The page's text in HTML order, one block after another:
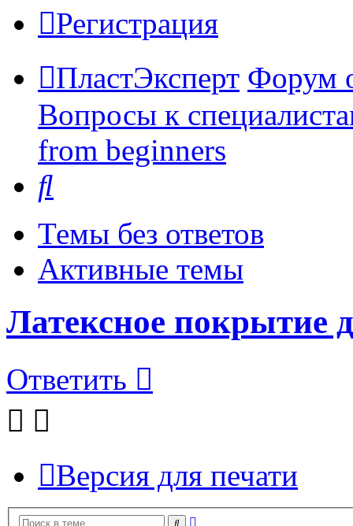
Регистрация
ПластЭксперт Форум
Вопросы к
from beginners
Темы без ответов
Активные темы
Латексное покрытие
Ответить
Версия для печати
Поиск